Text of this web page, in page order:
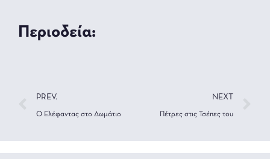
Περιοδεία:
PREV.
Ο Ελέφαντας στο Δωμάτιο
NEXT
Πέτρες στις Τσέπες του